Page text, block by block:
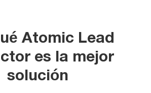
Atomic Lead
es la mejor
solución